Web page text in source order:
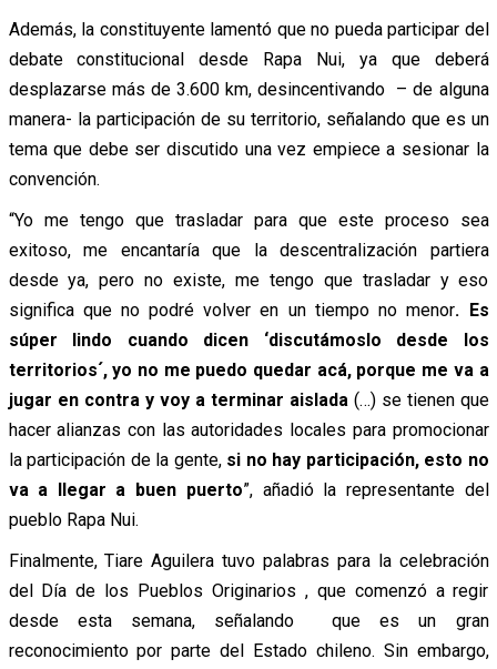
Además, la constituyente lamentó que no pueda participar del
debate constitucional desde Rapa Nui, ya que deberá
desplazarse más de 3.600 km, desincentivando – de alguna
manera- la participación de su territorio, señalando que es un
tema que debe ser discutido una vez empiece a sesionar la
convención.
“Yo me tengo que trasladar para que este proceso sea
exitoso, me encantaría que la descentralización partiera
desde ya, pero no existe, me tengo que trasladar y eso
significa que no podré volver en un tiempo no menor. Es
súper lindo cuando dicen ‘discutámoslo desde los
territorios´, yo no me puedo quedar acá, porque me va a
jugar en contra y voy a terminar aislada (…) se tienen que
hacer alianzas con las autoridades locales para promocionar
la participación de la gente, si no hay participación, esto no
va a llegar a buen puerto”, añadió la representante del
pueblo Rapa Nui.
Finalmente, Tiare Aguilera tuvo palabras para la celebración
del Día de los Pueblos Originarios , que comenzó a regir
desde esta semana, señalando que es un gran
reconocimiento por parte del Estado chileno. Sin embargo,